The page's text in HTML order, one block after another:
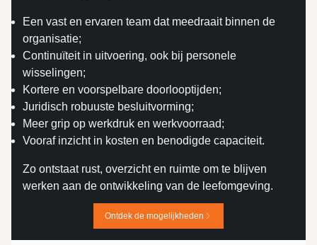
Een vast en ervaren team dat meedraait binnen de
organisatie;
Continuïteit in uitvoering, ook bij personele
wisselingen;
Kortere en voorspelbare doorlooptijden;
Juridisch robuuste besluitvorming;
Meer grip op werkdruk en werkvoorraad;
Vooraf inzicht in kosten en benodigde capaciteit.
Zo ontstaat rust, overzicht en ruimte om te blijven
werken aan de ontwikkeling van de leefomgeving.
Ontdek de mogelijkheden